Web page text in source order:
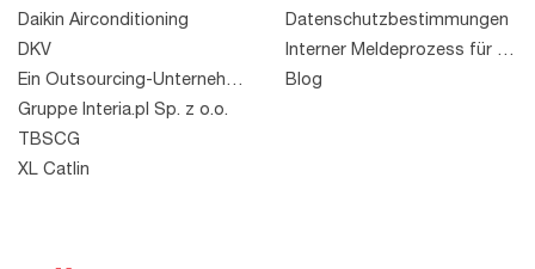
Daikin Airconditioning
DKV
Ein Outsourcing-Unternehmen
Gruppe Interia.pl Sp. z o.o.
TBSCG
XL Catlin
Datenschutzbestimmungen
Interner Meldeprozess für Rechtsverstöße
Blog